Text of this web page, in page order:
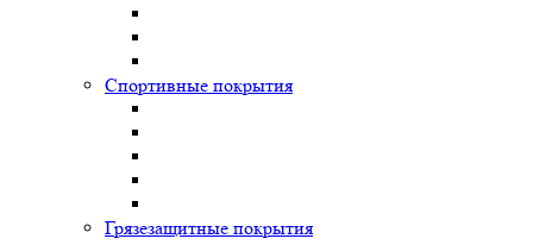
Спортивные покрытия
Грязезащитные покрытия